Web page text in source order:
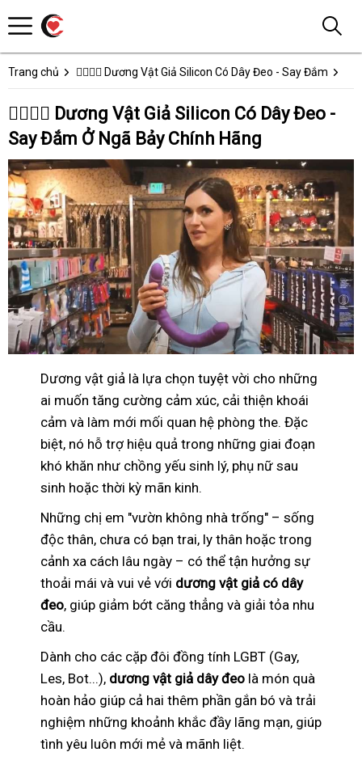
Trang chủ 👩‍❤️‍💋‍👨 Dương Vật Giả Silicon Có Dây Đeo - Say Đắm
👩‍❤️‍💋‍👨 Dương Vật Giả Silicon Có Dây Đeo -
Say Đắm Ở Ngã Bảy Chính Hãng
Dương vật giả là lựa chọn tuyệt vời cho những
ai muốn tăng cường cảm xúc, cải thiện khoái
cảm và làm mới mối quan hệ phòng the. Đặc
biệt, nó hỗ trợ hiệu quả trong những giai đoạn
khó khăn như chồng yếu sinh lý, phụ nữ sau
sinh hoặc thời kỳ mãn kinh.
Những chị em "vườn không nhà trống" – sống
độc thân, chưa có bạn trai, ly thân hoặc trong
cảnh xa cách lâu ngày – có thể tận hưởng sự
thoải mái và vui vẻ với dương vật giả có dây
đeo, giúp giảm bớt căng thẳng và giải tỏa nhu
cầu.
Dành cho các cặp đôi đồng tính LGBT (Gay,
Les, Bot...), dương vật giả dây đeo là món quà
hoàn hảo giúp cả hai thêm phần gắn bó và trải
nghiệm những khoảnh khắc đầy lãng mạn, giúp
tình yêu luôn mới mẻ và mãnh liệt.